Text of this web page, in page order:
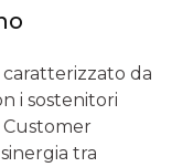
da
i sostenitori
Customer
tra